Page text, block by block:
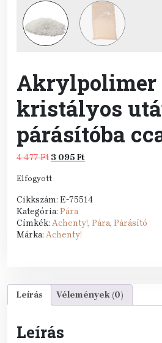
Akrylpolimer
kristályos
párásítóba
4 477Ft Original
was:
477 Ft.
3 095 FtCurrent
095 Ft.
Elfogyott
Cikkszám: E-75514
Kategória: Pára
Címkék: Achenty!, Pára, Párásító
Márka: Achenty!
Leírás Vélemények (0)
Leírás